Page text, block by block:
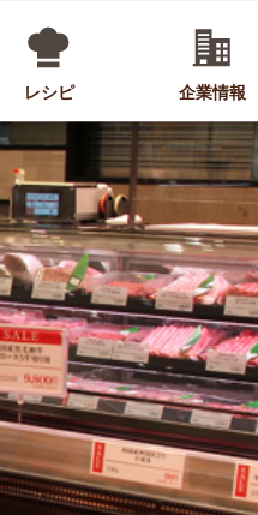
レシピ 企業情報